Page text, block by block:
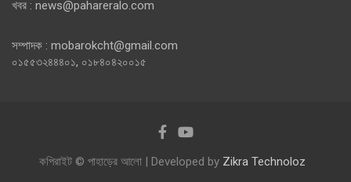
খবর : news@pahareralo.com
সম্পাদক : mobarokcht@gmail.com
০১৫৫৩২৪৪৪০১, ০১৮৪০৪২০০১৫
কপিরাইট © পাহাড়ের আলো | Developed by Zikra Technoloz